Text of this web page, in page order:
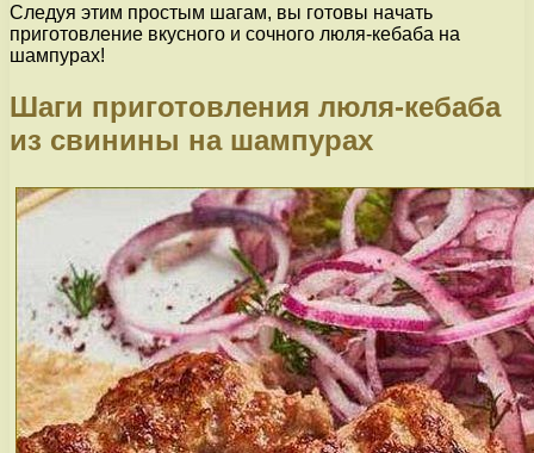
Следуя этим простым шагам, вы готовы начать
приготовление вкусного и сочного люля-кебаба на
шампурах!
Шаги приготовления люля-кебаба
из свинины на шампурах